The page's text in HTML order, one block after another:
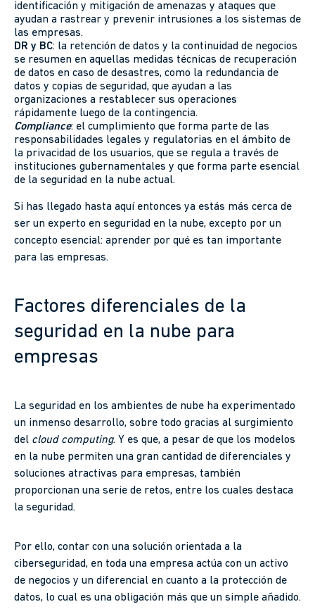
identificación y mitigación de amenazas y ataques que
ayudan a rastrear y prevenir intrusiones a los sistemas de
las empresas.
DR y BC: la retención de datos y la continuidad de negocios
se resumen en aquellas medidas técnicas de recuperación
de datos en caso de desastres, como la redundancia de
datos y copias de seguridad, que ayudan a las
organizaciones a restablecer sus operaciones
rápidamente luego de la contingencia.
Compliance: el cumplimiento que forma parte de las
responsabilidades legales y regulatorias en el ámbito de
la privacidad de los usuarios, que se regula a través de
instituciones gubernamentales y que forma parte esencial
de la seguridad en la nube actual.
Si has llegado hasta aquí entonces ya estás más cerca de
ser un experto en seguridad en la nube, excepto por un
concepto esencial: aprender por qué es tan importante
para las empresas.
Factores diferenciales de la
seguridad en la nube para
empresas
La seguridad en los ambientes de nube ha experimentado
un inmenso desarrollo, sobre todo gracias al surgimiento
del cloud computing. Y es que, a pesar de que los modelos
en la nube permiten una gran cantidad de diferenciales y
soluciones atractivas para empresas, también
proporcionan una serie de retos, entre los cuales destaca
la seguridad.
Por ello, contar con una solución orientada a la
ciberseguridad, en toda una empresa actúa con un activo
de negocios y un diferencial en cuanto a la protección de
datos, lo cual es una obligación más que un simple añadido.